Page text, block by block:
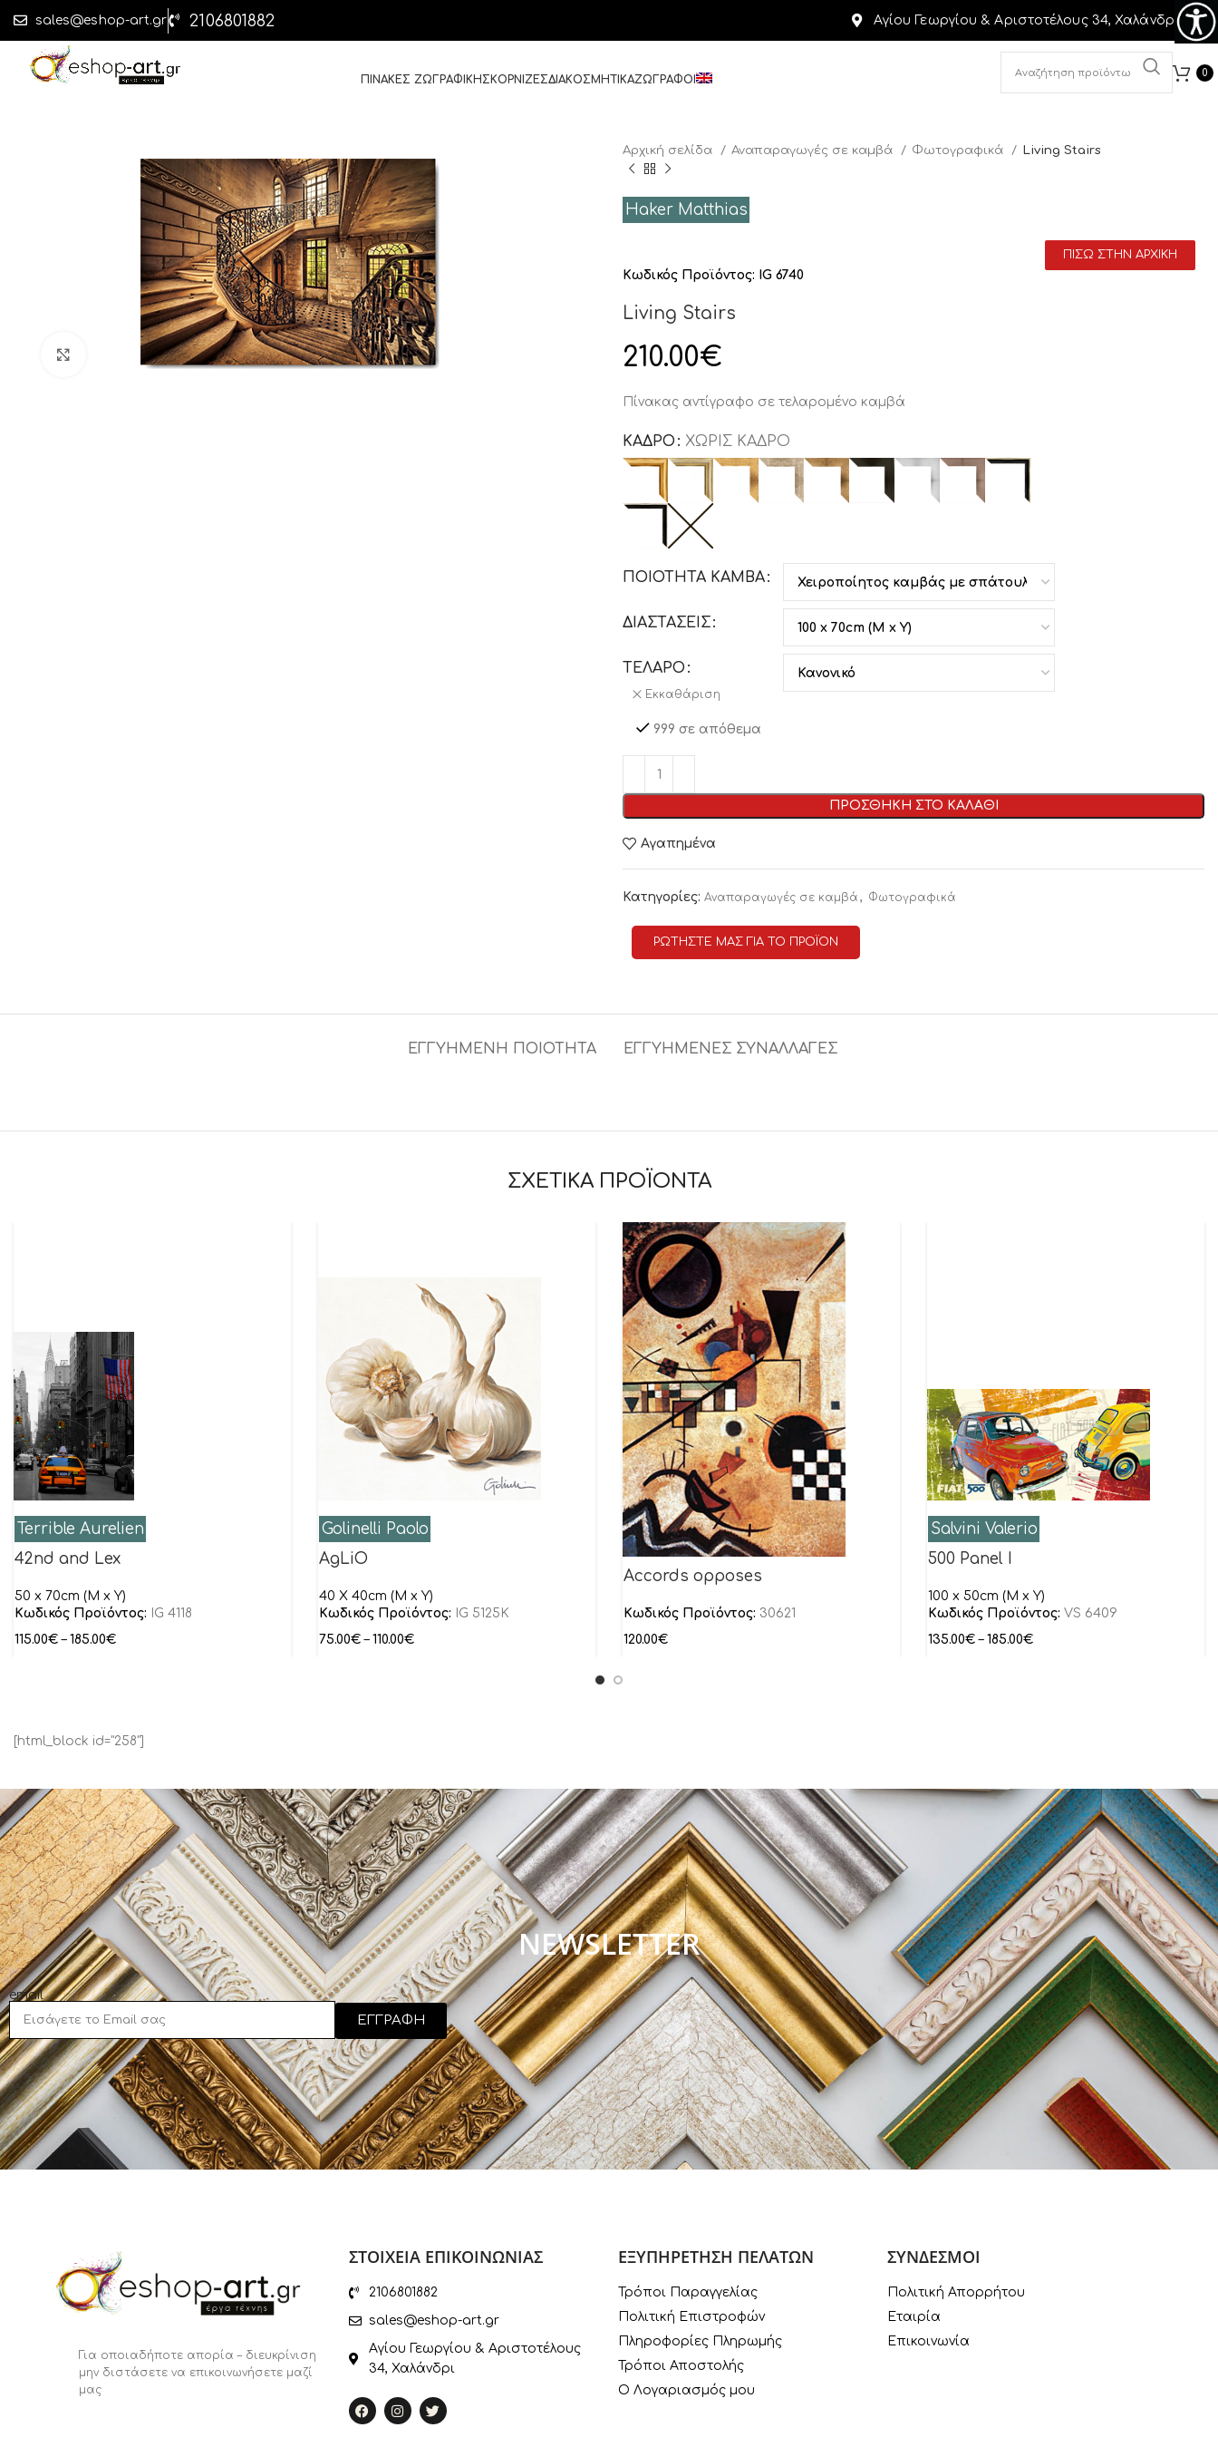
sales@eshop-art.gr 2106801882 Αγίου Γεωργίου & Αριστοτέλους 34, Χαλάνδρι
ΠΙΝΑΚΕΣ ΖΩΓΡΑΦΙΚΗΣΚΟΡΝΙΖΕΣΔΙΑΚΟΣΜΗΤΙΚΑΖΩΓΡΑΦΟΙ
0
Click to enlarge
Αρχική σελίδα Αναπαραγωγές σε καμβά Φωτογραφικά Living Stairs
Haker Matthias
ΠΙΣΩ ΣΤΗΝ ΑΡΧΙΚΗ
Κωδικός Προϊόντος: IG 6740
Living Stairs
210.00€
Πίνακας αντίγραφο σε τελαρομένο καμβά
ΚΑΔΡΟ ΧΩΡΙΣ ΚΑΔΡΟ
ΠΟΙΟΤΗΤΑ ΚΑΜΒΑ
ΔΙΑΣΤΑΣΕΙΣ
ΤΕΛΑΡΟ
Εκκαθάριση
999 σε απόθεμα
ΠΡΟΣΘΗΚΗ ΣΤΟ ΚΑΛΑΘΙ
Αγαπημένα
Κατηγορίες: Αναπαραγωγές σε καμβά , Φωτογραφικά
ΡΩΤΗΣΤΕ ΜΑΣ ΓΙΑ ΤΟ ΠΡΟΪΟΝ
ΕΓΓΥΗΜΕΝΗ ΠΟΙΟΤΗΤΑ ΕΓΓΥΗΜΕΝΕΣ ΣΥΝΑΛΛΑΓΕΣ
ΣΧΕΤΙΚΑ ΠΡΟΪΟΝΤΑ
Terrible Aurelien
42nd and Lex
50 x 70cm (M x Y)
Κωδικός Προϊόντος:
IG 4118
115.00€ – 185.00€
Golinelli Paolo
AgLiO
40 Χ 40cm (Μ x Υ)
Κωδικός Προϊόντος:
IG 5125K
75.00€ – 110.00€
Accords opposes
Κωδικός Προϊόντος: 30621
120.00€
Salvini Valerio
500 Panel I
100 x 50cm (M x Y)
Κωδικός Προϊόντος: VS 6409
135.00€ – 185.00€
[html_block id="258"]
NEWSLETTER
email
ΕΓΓΡΑΦΗ
Για οποιαδήποτε απορία – διευκρίνιση
μην διστάσετε να επικοινωνήσετε μαζί
μας
ΣΤΟΙΧΕΙΑ ΕΠΙΚΟΙΝΩΝΙΑΣ
2106801882
sales@eshop-art.gr
Αγίου Γεωργίου & Αριστοτέλους
34, Χαλάνδρι
ΕΞΥΠΗΡΕΤΗΣΗ ΠΕΛΑΤΩΝ
Τρόποι Παραγγελίας
Πολιτική Επιστροφών
Πληροφορίες Πληρωμής
Τρόποι Αποστολής
Ο Λογαριασμός μου
ΣΥΝΔΕΣΜΟΙ
Πολιτική Απορρήτου
Εταιρία
Επικοινωνία